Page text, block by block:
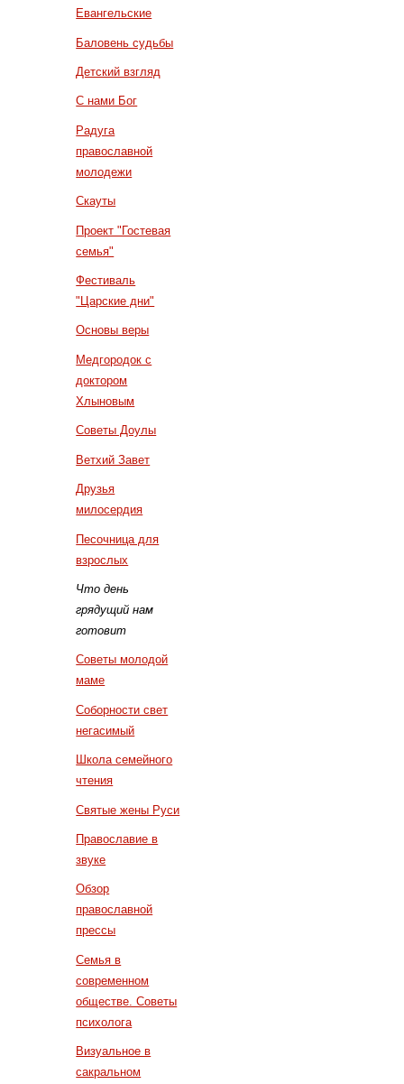
Евангельские
Баловень судьбы
Детский взгляд
С нами Бог
Радуга
православной
молодежи
Скауты
Проект "Гостевая
семья"
Фестиваль
"Царские дни"
Основы веры
Медгородок с
доктором
Хлыновым
Советы Доулы
Ветхий Завет
Друзья
милосердия
Песочница для
взрослых
Что день
грядущий нам
готовит
Советы молодой
маме
Соборности свет
негасимый
Школа семейного
чтения
Святые жены Руси
Православие в
звуке
Обзор
православной
прессы
Семья в
современном
обществе. Советы
психолога
Визуальное в
сакральном